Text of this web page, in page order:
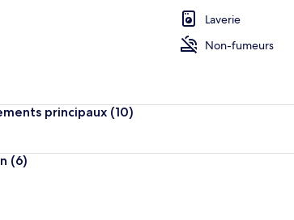
n
Laverie
Non-fumeurs
principaux (10)
(6)